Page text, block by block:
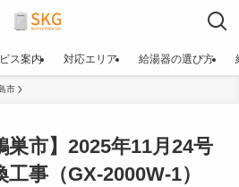
ス案内 対応エリア 給湯器の選び方
市
巣市】2025年11月24号
事（GX-2000W-1）